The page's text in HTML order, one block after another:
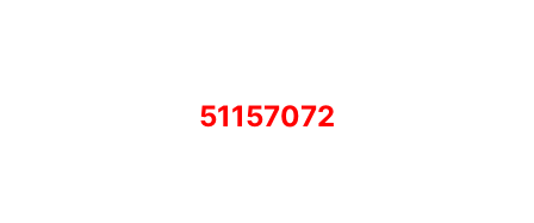
51157072